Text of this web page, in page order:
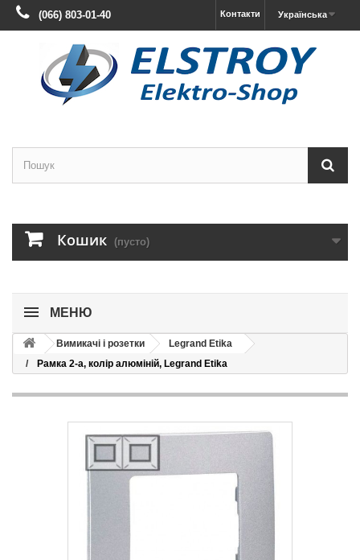
Українська
Контакти
(066) 803-01-40
Кошик (пусто)
МЕНЮ
Вимикачі і розетки
Legrand Etika
Рамка 2-а, колір алюміній, Legrand Etika